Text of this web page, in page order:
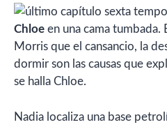
Chloe en una cama
Morris que el cansancio, la
dormir son las causas que
se halla Chloe.
Nadia localiza una base